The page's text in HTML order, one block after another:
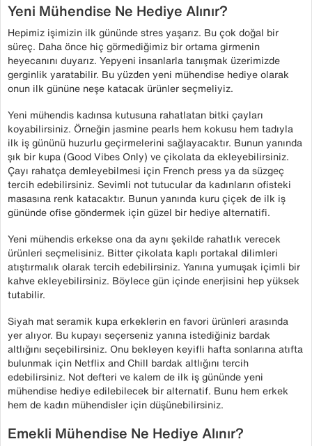
Yeni Mühendise Ne Hediye Alınır?
Hepimiz işimizin ilk gününde stres yaşarız. Bu çok doğal bir
süreç. Daha önce hiç görmediğimiz bir ortama girmenin
heyecanını duyarız. Yepyeni insanlarla tanışmak üzerimizde
gerginlik yaratabilir. Bu yüzden yeni mühendise hediye olarak
onun ilk gününe neşe katacak ürünler seçmeliyiz.
Yeni mühendis kadınsa kutusuna rahatlatan bitki çayları
koyabilirsiniz. Örneğin jasmine pearls hem kokusu hem tadıyla
ilk iş gününü huzurlu geçirmelerini sağlayacaktır. Bunun yanında
şık bir kupa (Good Vibes Only) ve çikolata da ekleyebilirsiniz.
Çayı rahatça demleyebilmesi için French press ya da süzgeç
tercih edebilirsiniz. Sevimli not tutucular da kadınların ofisteki
masasına renk katacaktır. Bunun yanında kuru çiçek de ilk iş
gününde ofise göndermek için güzel bir hediye alternatifi.
Yeni mühendis erkekse ona da aynı şekilde rahatlık verecek
ürünleri seçmelisiniz. Bitter çikolata kaplı portakal dilimleri
atıştırmalık olarak tercih edebilirsiniz. Yanına yumuşak içimli bir
kahve ekleyebilirsiniz. Böylece gün içinde enerjisini hep yüksek
tutabilir.
Siyah mat seramik kupa erkeklerin en favori ürünleri arasında
yer alıyor. Bu kupayı seçerseniz yanına istediğiniz bardak
altlığını seçebilirsiniz. Onu bekleyen keyifli hafta sonlarına atıfta
bulunmak için Netflix and Chill bardak altlığını tercih
edebilirsiniz. Not defteri ve kalem de ilk iş gününde yeni
mühendise hediye edilebilecek bir alternatif. Bunu hem erkek
hem de kadın mühendisler için düşünebilirsiniz.
Emekli Mühendise Ne Hediye Alınır?